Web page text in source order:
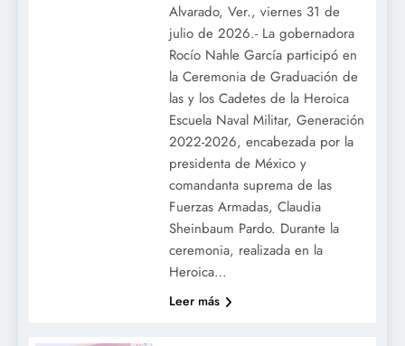
Alvarado, Ver., viernes 31 de
julio de 2026.- La gobernadora
Rocío Nahle García participó en
la Ceremonia de Graduación de
las y los Cadetes de la Heroica
Escuela Naval Militar, Generación
2022-2026, encabezada por la
presidenta de México y
comandanta suprema de las
Fuerzas Armadas, Claudia
Sheinbaum Pardo. Durante la
ceremonia, realizada en la
Heroica…
Leer más